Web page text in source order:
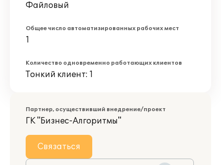
Файловый
Общее число автоматизированных рабочих мест
1
Количество одновременно работающих клиентов
Тонкий клиент: 1
Партнер, осуществивший внедрение/проект
ГК "Бизнес-Алгоритмы"
Связаться